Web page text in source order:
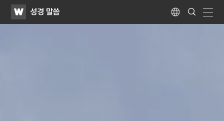
WATV성경 말씀 Language
Search
Submit